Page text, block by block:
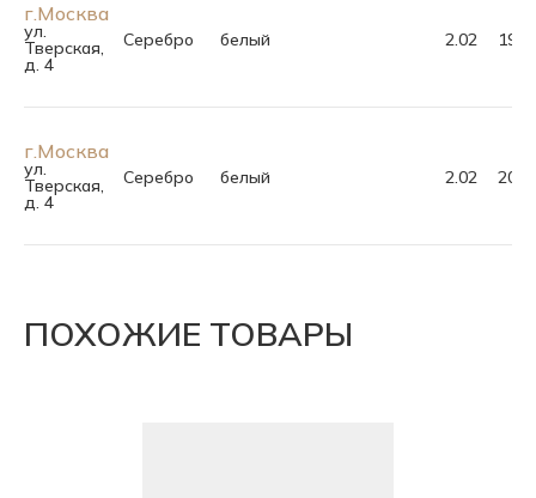
г.Москва
ул.
Тверская,
д. 4
Серебро белый 2.02 19.5
г.Москва
ул.
Тверская,
д. 4
Серебро белый 2.02 20.0
ПОХОЖИЕ ТОВАРЫ